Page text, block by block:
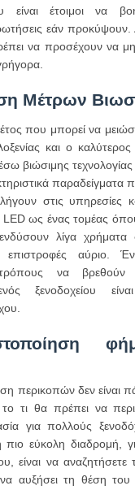
είναι έτοιμοι να
εάν προκύψουν.
να προσέχουν να
Μέτρων
που μπορεί να
και ο
βιώσιμης
παραδείγματα
στις υπηρεσίες
LED ως ένας τομέας
λίγα χρήματα
επιστροφές αύριο.
να βρεθούν
ξενοδοχείου
περικοπών δεν είναι
τι θα πρέπει να
για πολλούς
πιο εύκολη διαδρομή,
είναι να αναζητήσετε
αυξήσει τη θέση του